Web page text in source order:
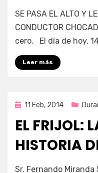
por Enrique
SE PASA EL ALTO Y
CONDUCTOR
cero. El día de hoy,
Leer más
Publicada
11 Feb, 2014
EL FRIJOL:
HISTORIA
por Enrique
Sr. Fernando